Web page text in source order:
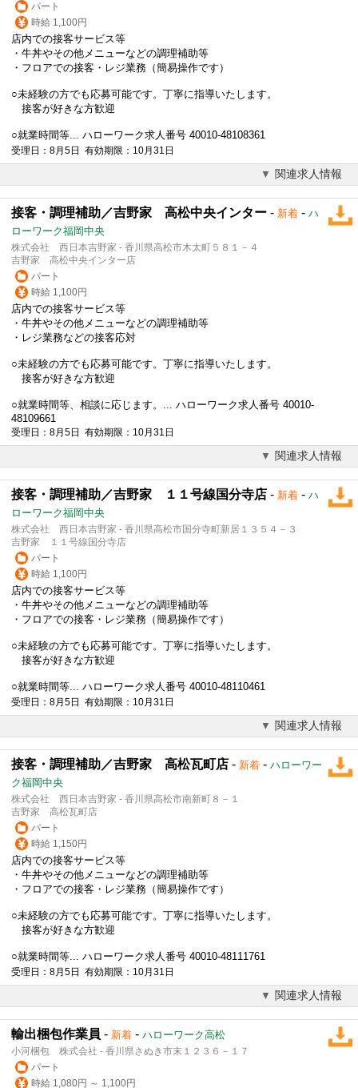
パート
時給 1,100円
店内での接客サービス等
・牛丼やその他メニューなどの調理補助等
・フロアでの接客・レジ業務（簡易操作です）
○未経験の方でも応募可能です。丁寧に指導いたします。
接客が好きな方歓迎
○就業時間等... ハローワーク求人番号 40010-48108361
受理日：8月5日 有効期限：10月31日
関連求人情報
接客・調理補助／吉野家 高松中央インター - 新着 - ハ
ローワーク福岡中央
株式会社 西日本吉野家 - 香川県高松市木太町５８１－４
吉野家 高松中央インター店
パート
時給 1,100円
店内での接客サービス等
・牛丼やその他メニューなどの調理補助等
・レジ業務などの接客応対
○未経験の方でも応募可能です。丁寧に指導いたします。
接客が好きな方歓迎
○就業時間等、相談に応じます。... ハローワーク求人番号 40010-
48109661
受理日：8月5日 有効期限：10月31日
関連求人情報
接客・調理補助／吉野家 １１号線国分寺店 - 新着 - ハ
ローワーク福岡中央
株式会社 西日本吉野家 - 香川県高松市国分寺町新居１３５４－３
吉野家 １１号線国分寺店
パート
時給 1,100円
店内での接客サービス等
・牛丼やその他メニューなどの調理補助等
・フロアでの接客・レジ業務（簡易操作です）
○未経験の方でも応募可能です。丁寧に指導いたします。
接客が好きな方歓迎
○就業時間等... ハローワーク求人番号 40010-48110461
受理日：8月5日 有効期限：10月31日
関連求人情報
接客・調理補助／吉野家 高松瓦町店 - 新着 - ハローワー
ク福岡中央
株式会社 西日本吉野家 - 香川県高松市南新町８－１
吉野家 高松瓦町店
パート
時給 1,150円
店内での接客サービス等
・牛丼やその他メニューなどの調理補助等
・フロアでの接客・レジ業務（簡易操作です）
○未経験の方でも応募可能です。丁寧に指導いたします。
接客が好きな方歓迎
○就業時間等... ハローワーク求人番号 40010-48111761
受理日：8月5日 有効期限：10月31日
関連求人情報
輸出梱包作業員 - 新着 - ハローワーク高松
小河梱包 株式会社 - 香川県さぬき市末１２３６－１７
パート
時給 1,080円 ～ 1,100円